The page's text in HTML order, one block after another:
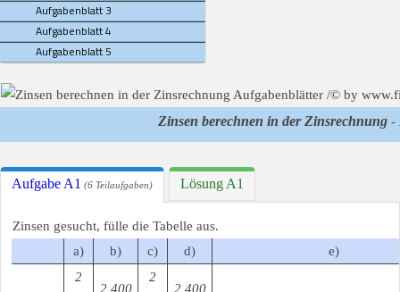
Aufgabenblatt 3
Aufgabenblatt 4
Aufgabenblatt 5
Zinsen berechnen in der Zinsrechnung -
Aufgabe A1 (6 Teilaufgaben) Lösung A1
Zinsen gesucht, fülle die Tabelle aus.
a)
b) c) d) e)
2
2 400
2
2 400